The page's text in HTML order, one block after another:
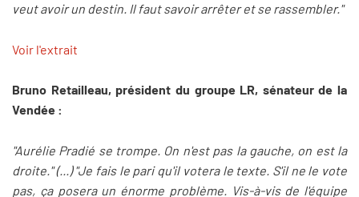
veut avoir un destin. Il faut savoir arrêter et se rassembler."
Voir l'extrait
Bruno Retailleau, président du groupe LR, sénateur de la
Vendée :
"Aurélie Pradié se trompe. On n'est pas la gauche, on est la
droite." (...) "Je fais le pari qu'il votera le texte. S'il ne le vote
pas, ça posera un énorme problème. Vis-à-vis de l'équipe